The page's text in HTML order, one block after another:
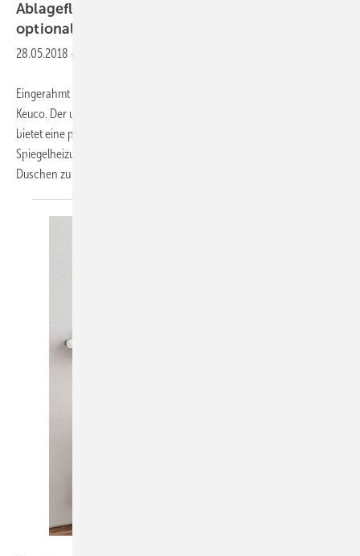
Ablagefläche inklusive, Spiegelheizung
optional
28.05.2018 -
Eingerahmt wie ein Bild zeigt sich der LED-Lichtspiegel „Plan“ von
Keuco. Der umlaufende Rahmen aus silbern eloxiertem Aluminium
bietet eine praktische Ablage. Auf Wunsch ist er mit einer
Spiegelheizung erhältlich, um das Beschlagen des Spiegels nach dem
Duschen zu verhindern. Darüber